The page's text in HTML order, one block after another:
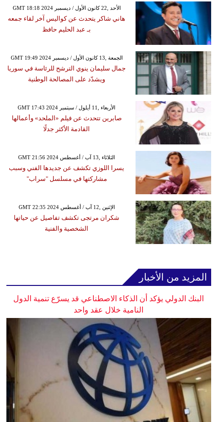
GMT 18:18 2024 الأحد ,22 كانون الأول / ديسمبر
هاني شاكر يتحدث عن كواليس آخر لقاء جمعه
بـ عبد الحليم حافظ
GMT 19:49 2024 الجمعة ,13 كانون الأول / ديسمبر
جمال سليمان ينوي الترشح للرئاسة في سوريا
ويشدّد على المصالحة الوطنية
GMT 17:43 2024 الأربعاء ,11 أيلول / سبتمبر
صابرين تتحدث عن فيلم «الملحد» وأعمالها
القادمة الأكثر جدلًا
GMT 21:56 2024 الثلاثاء ,13 آب / أغسطس
يسرا اللوزي تكشف عن جديدها الفني وسبب
مشاركتها في مسلسل "سراب"
GMT 22:35 2024 الإثنين ,12 آب / أغسطس
شكران مرتجى تكشف تفاصيل عن حياتها
الشخصية والفنية
المزيد من الأخبار
البنك الدولي يؤكد أن الذكاء الاصطناعي قد يسرّع تنمية الدول
النامية خلال عقد واحد